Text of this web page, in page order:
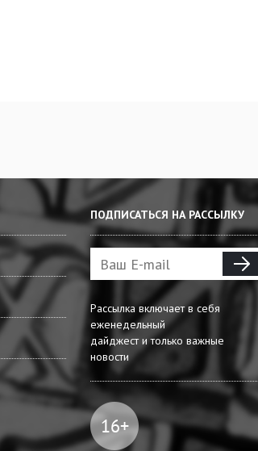
ПОДПИСАТЬСЯ НА РАССЫЛКУ
Рассылка включает в себя
еженедельный
дайджест и только важные
новости